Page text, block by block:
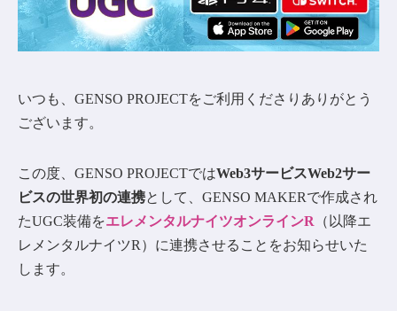
いつも、GENSO PROJECTをご利用くださりありがとう
ございます。
この度、GENSO PROJECTではWeb3サービスWeb2サー
ビスの世界初の連携として、GENSO MAKERで作成され
たUGC装備をエレメンタルナイツオンラインR （以降エ
レメンタルナイツR）に連携させることをお知らせいた
します。